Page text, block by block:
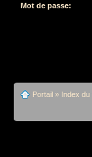
Mot de passe:
Portail » Index du